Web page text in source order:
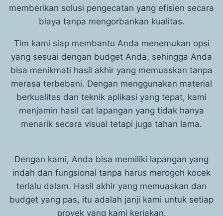
memberikan solusi pengecatan yang efisien secara
biaya tanpa mengorbankan kualitas.
Tim kami siap membantu Anda menemukan opsi
yang sesuai dengan budget Anda, sehingga Anda
bisa menikmati hasil akhir yang memuaskan tanpa
merasa terbebani. Dengan menggunakan material
berkualitas dan teknik aplikasi yang tepat, kami
menjamin hasil cat lapangan yang tidak hanya
menarik secara visual tetapi juga tahan lama.
Dengan kami, Anda bisa memiliki lapangan yang
indah dan fungsional tanpa harus merogoh kocek
terlalu dalam. Hasil akhir yang memuaskan dan
budget yang pas, itu adalah janji kami untuk setiap
proyek yang kami kerjakan.